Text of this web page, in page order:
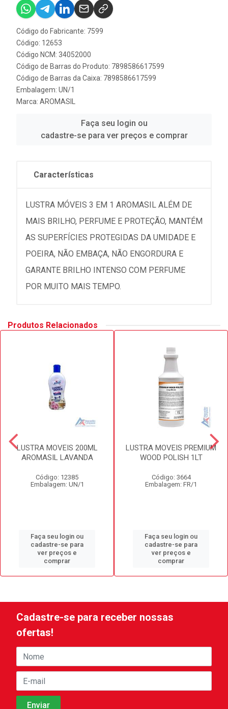
Código do Fabricante: 7599
Código: 12653
Código NCM: 34052000
Código de Barras do Produto: 7898586617599
Código de Barras da Caixa: 7898586617599
Embalagem: UN/1
Marca: AROMASIL
Faça seu login ou
cadastre-se para ver preços e comprar
Características
LUSTRA MÓVEIS 3 EM 1 AROMASIL ALÉM DE
MAIS BRILHO, PERFUME E PROTEÇÃO, MANTÉM
AS SUPERFÍCIES PROTEGIDAS DA UMIDADE E
POEIRA, NÃO EMBAÇA, NÃO ENGORDURA E
GARANTE BRILHO INTENSO COM PERFUME
POR MUITO MAIS TEMPO.
Produtos Relacionados
LUSTRA MOVEIS 200ML
AROMASIL LAVANDA
Código: 12385
Embalagem: UN/1
Faça seu login ou
cadastre-se para
ver preços e
comprar
LUSTRA MOVEIS PREMIUM
WOOD POLISH 1LT
Código: 3664
Embalagem: FR/1
Faça seu login ou
cadastre-se para
ver preços e
comprar
Cadastre-se para receber nossas
ofertas!